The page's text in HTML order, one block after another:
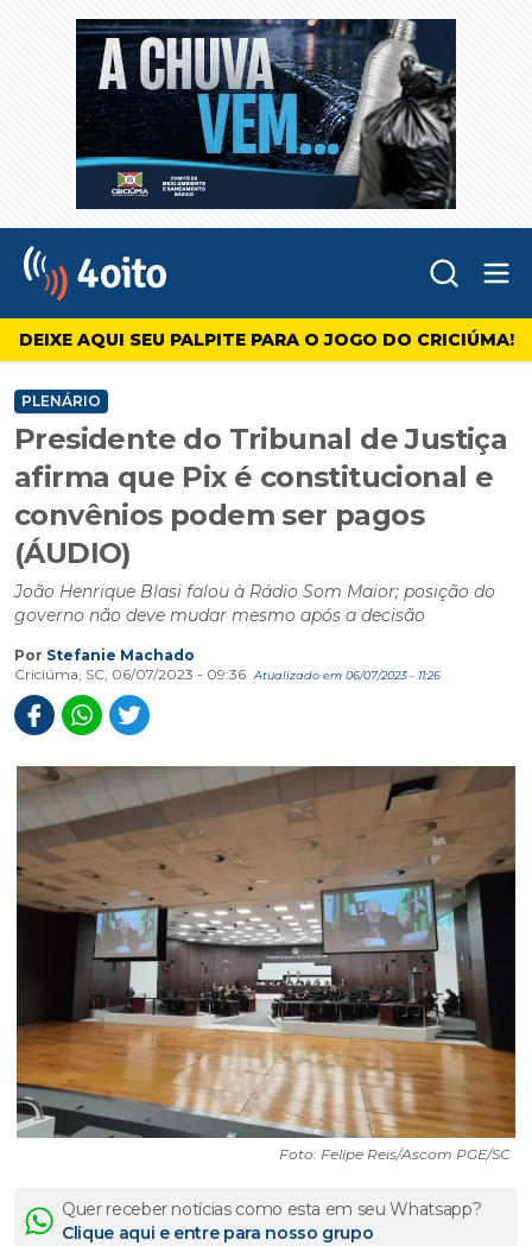
4oito
DEIXE AQUI SEU PALPITE PARA O JOGO DO CRICIÚMA!
PLENÁRIO
Presidente do Tribunal de Justiça
afirma que Pix é constitucional e
convênios podem ser pagos
(ÁUDIO)
João Henrique Blasi falou à Rádio Som Maior; posição do
governo não deve mudar mesmo após a decisão
Por Stefanie Machado
Criciúma, SC, 06/07/2023 - 09:36
Atualizado em 06/07/2023 - 11:26
Foto: Felipe Reis/Ascom PGE/SC
Quer receber notícias como esta em seu Whatsapp?
Clique aqui e entre para nosso grupo